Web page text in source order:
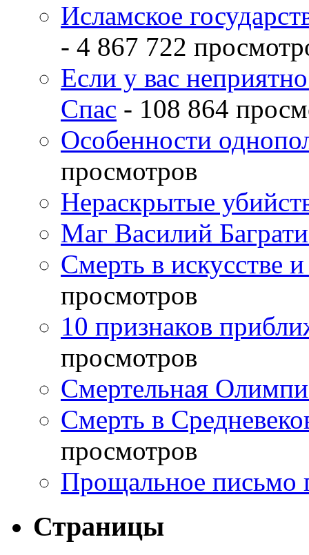
Исламское
- 4 867 722
Если у вас
Спас - 108 864
Особенности
просмотров
Нераскрытые
Маг Василий
Смерть в искусстве
просмотров
10 признаков
просмотров
Смертельная
Смерть в
просмотров
Прощальное письмо
Страницы